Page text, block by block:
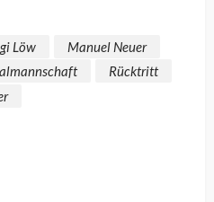
Löw
Manuel Neuer
Rücktritt